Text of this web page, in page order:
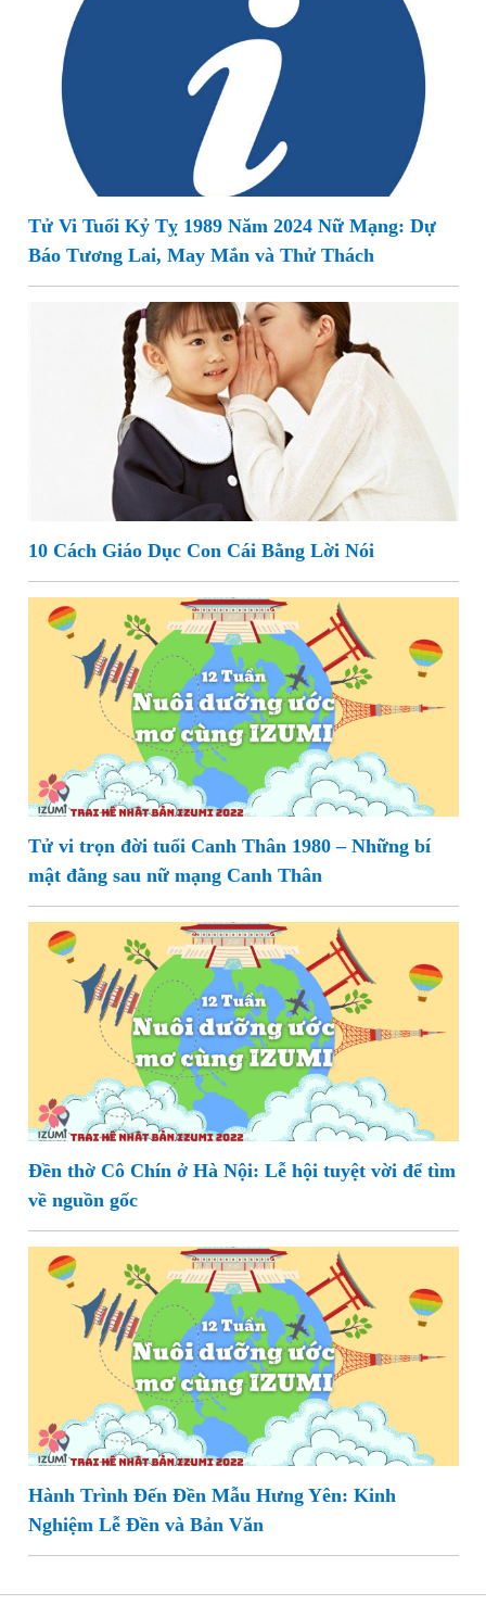
Tử Vi Tuổi Kỷ Tỵ 1989 Năm 2024 Nữ Mạng: Dự
Báo Tương Lai, May Mắn và Thử Thách
10 Cách Giáo Dục Con Cái Bằng Lời Nói
Tử vi trọn đời tuổi Canh Thân 1980 – Những bí
mật đằng sau nữ mạng Canh Thân
Đền thờ Cô Chín ở Hà Nội: Lễ hội tuyệt vời để tìm
về nguồn gốc
Hành Trình Đến Đền Mẫu Hưng Yên: Kinh
Nghiệm Lễ Đền và Bản Văn